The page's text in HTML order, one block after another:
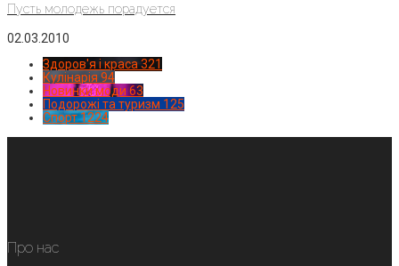
Пусть молодежь порадуется
02.03.2010
Здоров'я і краса 321
Кулінарія 94
Новинки моди 63
Подорожі та туризм 125
Спорт1224
Про нас